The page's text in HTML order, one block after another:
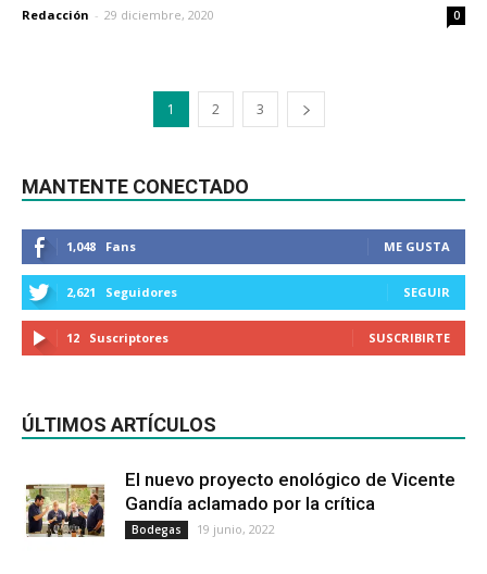
Redacción - 29 diciembre, 2020 0
1 2 3
MANTENTE CONECTADO
1,048 Fans ME GUSTA
2,621 Seguidores SEGUIR
12 Suscriptores SUSCRIBIRTE
ÚLTIMOS ARTÍCULOS
El nuevo proyecto enológico de Vicente
Gandía aclamado por la crítica
Bodegas 19 junio, 2022